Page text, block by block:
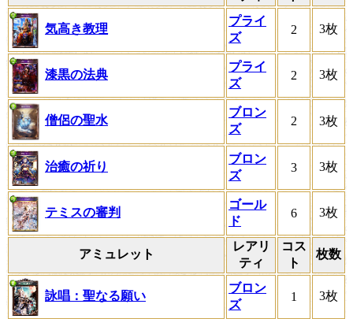
気高き教理
プライ
ズ
2 3枚
漆黒の法典
プライ
ズ
2 3枚
僧侶の聖水
ブロン
ズ
2 3枚
治癒の祈り
ブロン
ズ
3 3枚
テミスの審判
ゴール
ド
6 3枚
アミュレット
レアリ
ティ
コス
ト
枚数
詠唱：聖なる願い
ブロン
ズ
1 3枚